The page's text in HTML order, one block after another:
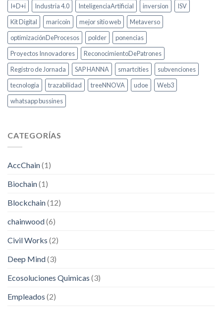
I+D+i
Industria 4.0 InteligenciaArtificial inversion
ISV
Kit Digital
maricoin mejor sitio web
Metaverso
optimizaciónDeProcesos
polder
ponencias
Proyectos Innovadores
ReconocimientoDePatrones
Registro de Jornada
SAP HANNA smartcities
subvenciones
tecnologia
trazabilidad treeNNOVA udoe
Web3
whatsapp bussines
CATEGORÍAS
AccChain(1)
Biochain(1)
Blockchain(12)
chainwood(6)
Civil Works (2)
Deep Mind(3)
Ecosoluciones Quimicas (3)
Empleados (2)